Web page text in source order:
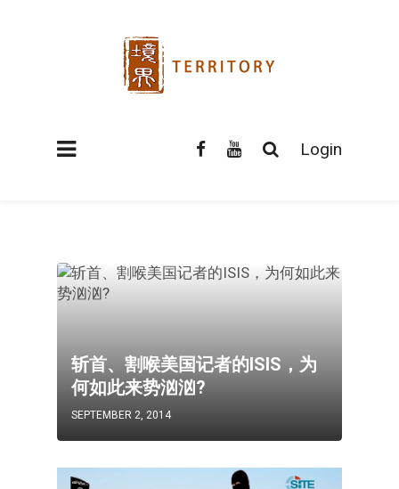
Login
斩首、割喉美国记者的ISIS，为
何如此来势汹汹?
SEPTEMBER 2, 2014